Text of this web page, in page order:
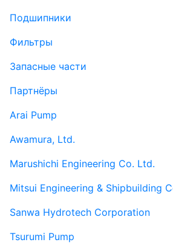
Подшипники
Фильтры
Запасные части
Партнёры
Arai Pump
Awamura, Ltd.
Marushichi Engineering Co. Ltd.
Mitsui Engineering & Shipbuilding
Sanwa Hydrotech Corporation
Tsurumi Pump